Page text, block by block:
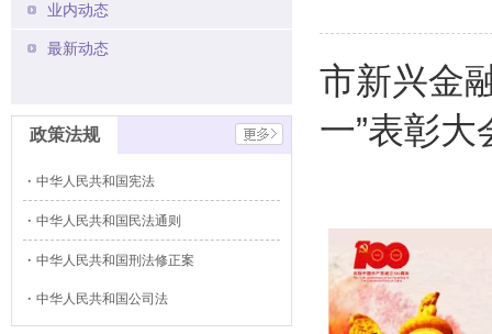
业内动态
最新动态
政策法规
中华人民共和国宪法
中华人民共和国民法通则
中华人民共和国刑法修正案
中华人民共和国公司法
市新兴金
一”表彰大